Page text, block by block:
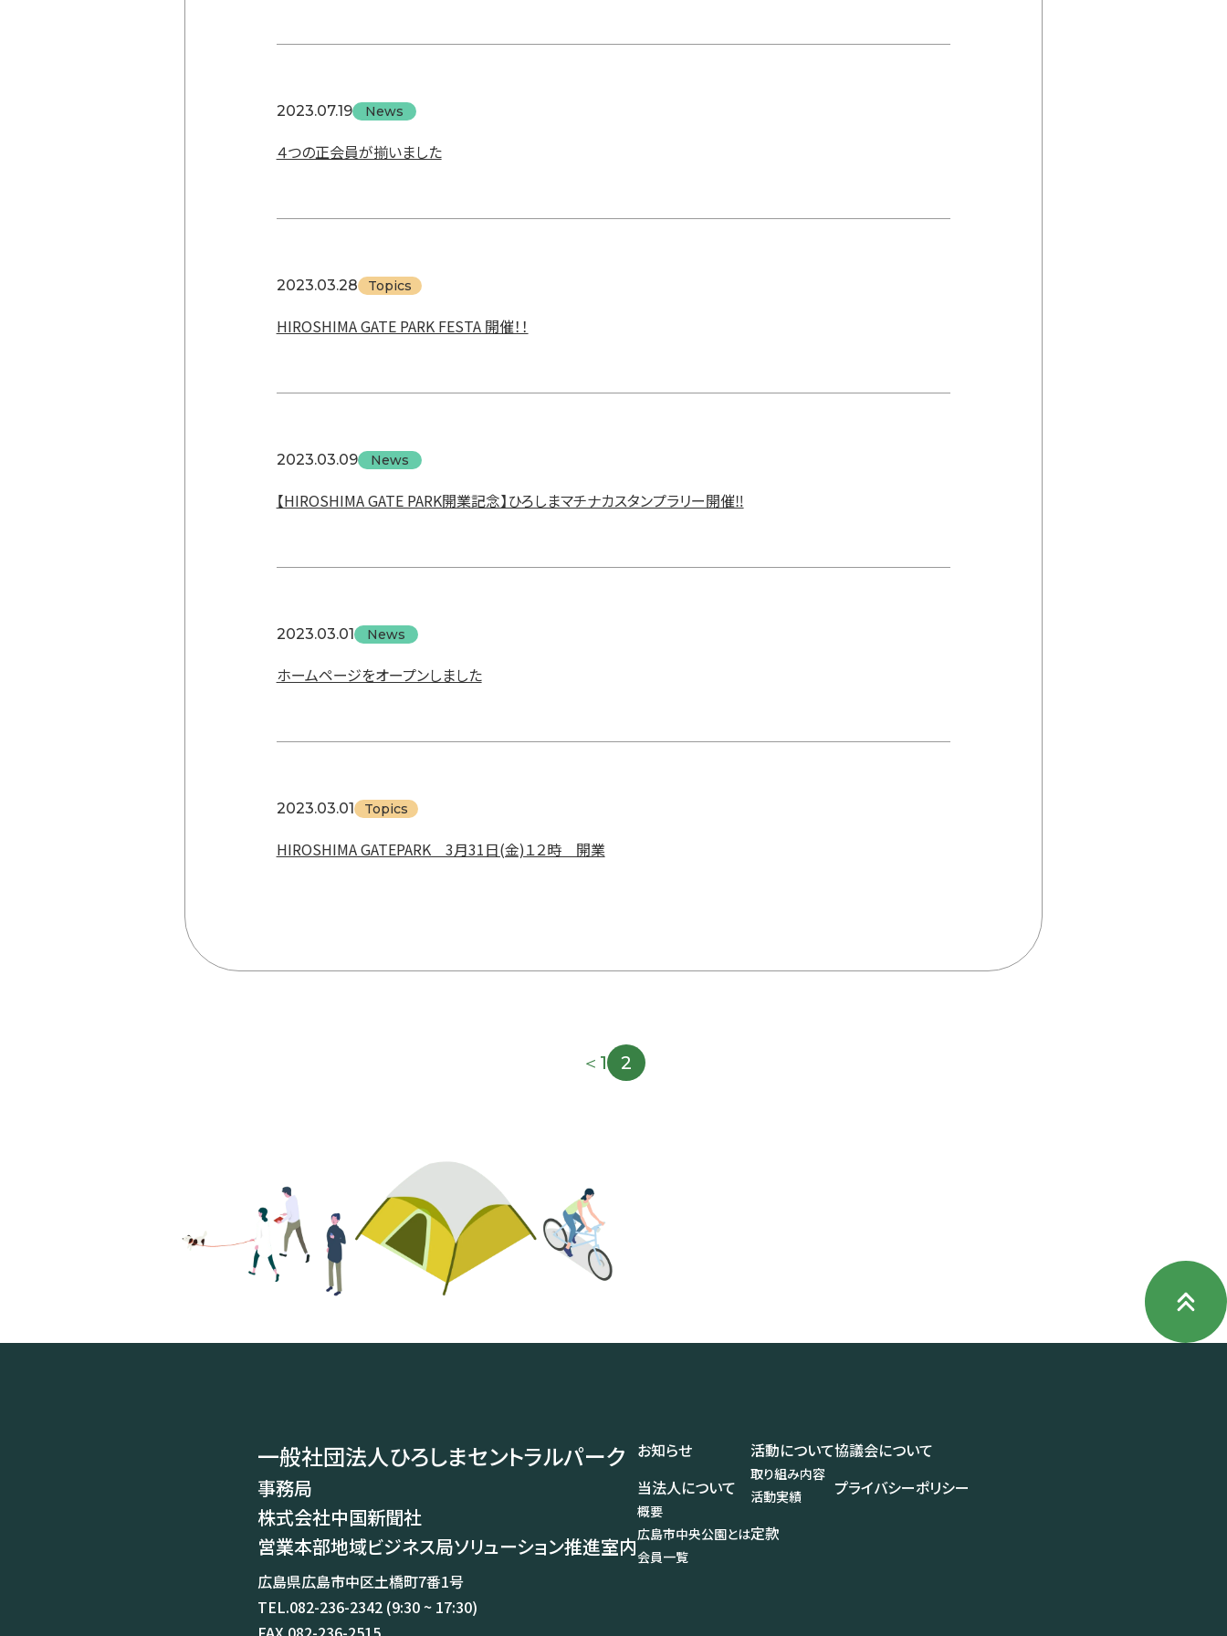
2023.07.19 News
４つの正会員が揃いました
2023.03.28 Topics
HIROSHIMA GATE PARK FESTA 開催！！
2023.03.09 News
【HIROSHIMA GATE PARK開業記念】ひろしまマチナカスタンプラリー開催‼
2023.03.01 News
ホームページをオープンしました
2023.03.01 Topics
HIROSHIMA GATEPARK 3月31日(金)１２時 開業
＜ 1 2
Page
Top
一般社団法人ひろしまセントラルパーク
事務局
株式会社中国新聞社
営業本部地域ビジネス局ソリューション推進室内
広島県広島市中区土橋町7番1号
TEL.082-236-2342 (9:30 ~ 17:30)
お知らせ
当法人について
概要
広島市中央公園とは
会員一覧
活動について
取り組み内容
活動実績
定款
協議会について
プライバシーポリシー